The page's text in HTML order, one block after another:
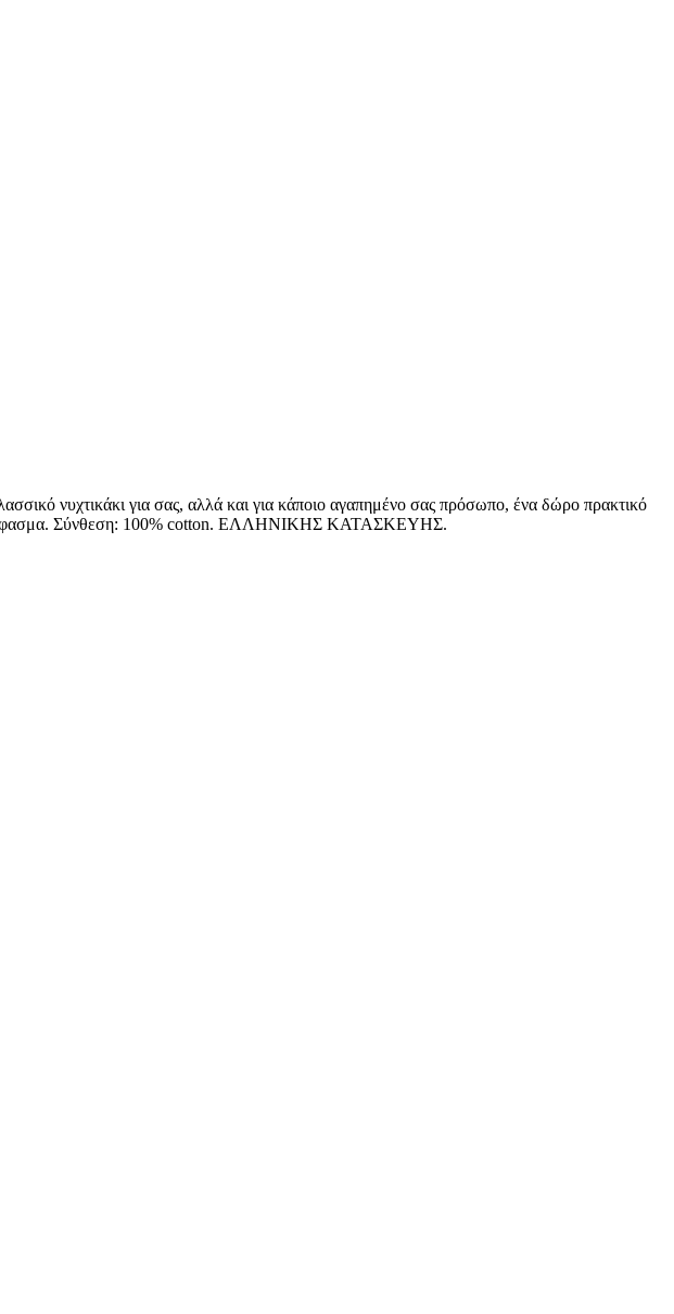
νυχτικάκι για σας, αλλά και για κάποιο αγαπημένο σας πρόσωπο, ένα δώρο πρακτικό
ύφασμα. Σύνθεση: 100% cotton. ΕΛΛΗΝΙΚΗΣ ΚΑΤΑΣΚΕΥΗΣ.